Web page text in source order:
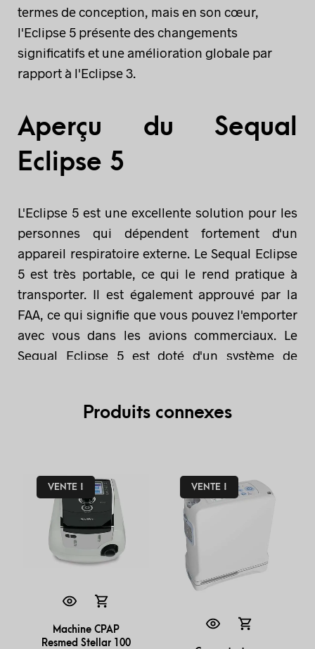
termes de conception, mais en son cœur,
l'Eclipse 5 présente des changements
significatifs et une amélioration globale par
rapport à l'Eclipse 3.
Aperçu du Sequal
Eclipse 5
L'Eclipse 5 est une excellente solution pour les
personnes qui dépendent fortement d'un
appareil respiratoire externe. Le Sequal Eclipse
5 est très portable, ce qui le rend pratique à
transporter. Il est également approuvé par la
FAA, ce qui signifie que vous pouvez l'emporter
avec vous dans les avions commerciaux. Le
Sequal Eclipse 5 est doté d'un système de
livres (6,8 kg), ce qui n'est peut-être pas très
Produits connexes
VENTE !
Machine CPAP
Resmed Stellar 100
VENTE !